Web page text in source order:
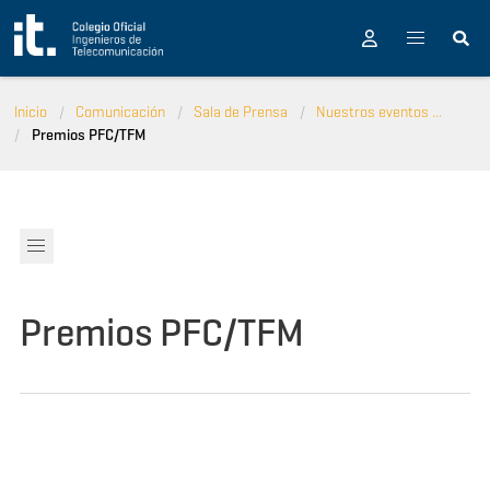
Pasar al contenido principal
Inicio Comunicación Sala de Prensa
Nuestros eventos ...
Premios PFC/TFM
Premios PFC/TFM